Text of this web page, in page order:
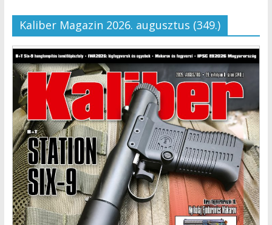
Kaliber Magazin 2026. augusztus (349.)